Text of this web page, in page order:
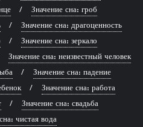
Значение сна: гроб
Значение сна: драгоценность
Значение сна: зеркало
Значение сна: неизвестный человек
Значение сна: падение
Значение сна: работа
Значение сна: свадьба
чистая вода